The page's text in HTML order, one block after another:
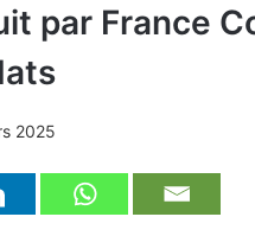
par France
2025